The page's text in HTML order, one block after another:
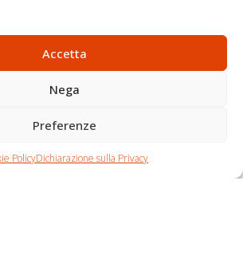
Accetta
Nega
Preferenze
PolicyDichiarazione sulla Privacy
06 9522 7890
info@studioargari.it
P.I. 17504191002
Seguici